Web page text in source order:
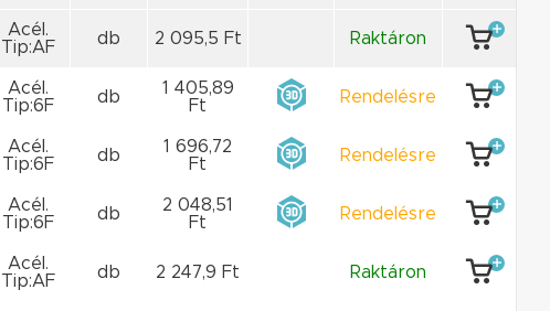
Acél.
Tip:AF
db 2 095,5 Ft Raktáron
Acél.
Tip:6F
db
1 405,89
Ft
Rendelésre
Acél.
Tip:6F
db
1 696,72
Ft
Rendelésre
Acél.
Tip:6F
db
2 048,51
Ft
Rendelésre
Acél.
Tip:AF
db 2 247,9 Ft Raktáron